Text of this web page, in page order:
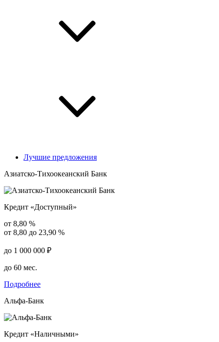
Лучшие предложения
Азиатско-Тихоокеанский Банк
Кредит «Доступный»
от 8,80 %
от 8,80 до 23,90 %
до 1 000 000 ₽
до 60 мес.
Подробнее
Альфа-Банк
Кредит «Наличными»